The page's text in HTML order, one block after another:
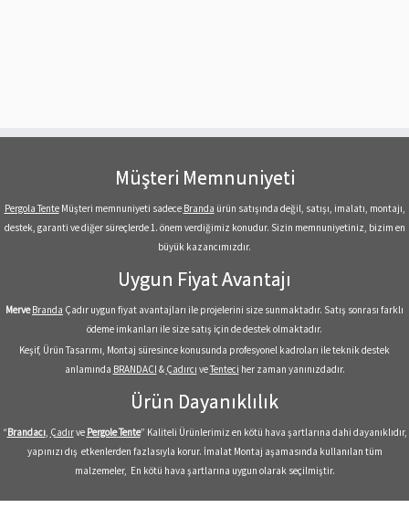
Müşteri Memnuniyeti
Pergola TenteMüşteri memnuniyeti sadece Branda ürün satışında değil, satışı, imalatı, montajı,
destek, garanti ve diğer süreçlerde 1. önem verdiğimiz konudur. Sizin memnuniyetiniz, bizim en
büyük kazancımızdır.
Uygun Fiyat Avantajı
Merve Branda Çadır uygun fiyat avantajları ile projelerini size sunmaktadır. Satış sonrası farklı
ödeme imkanları ile size satış için de destek olmaktadır.
Keşif, Ürün Tasarımı, Montaj süresince konusunda profesyonel kadroları ile teknik destek
anlamında BRANDACI & Çadırcı veTenteci her zaman yanınızdadır.
Ürün Dayanıklılık
“Brandacı, Çadırve PergoleTente” Kaliteli Ürünlerimiz en kötü hava şartlarına dahi dayanıklıdır,
yapınızı dış etkenlerden fazlasıyla korur. İmalat Montaj aşamasında kullanılan tüm
malzemeler, En kötü hava şartlarına uygun olarak seçilmiştir.